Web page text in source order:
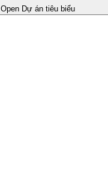
Open Dự án tiêu biểu